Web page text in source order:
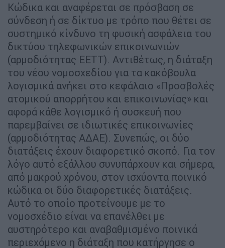
Κώδικα και αναφέρεται σε πρόσβαση σε
σύνδεση ή σε δίκτυο με τρόπο που θέτει σε
συστημικό κίνδυνο τη φυσική ασφάλεια του
δικτύου τηλεφωνικών επικοινωνιών
(αρμοδιότητας ΕΕΤΤ). Αντιθέτως, η διάταξη
του νέου νομοσχεδίου για τα κακόβουλα
λογισμικά ανήκει στο κεφάλαιο «Προσβολές
ατομικού απορρήτου και επικοινωνίας» και
αφορά κάθε λογισμικό ή συσκευή που
παρεμβαίνει σε ιδιωτικές επικοινωνίες
(αρμοδιότητας ΑΔΑΕ). Συνεπώς, οι δύο
διατάξεις έχουν διαφορετικό σκοπό. Για τον
λόγο αυτό εξάλλου συνυπάρχουν και σήμερα,
από μακρού χρόνου, στον ισχύοντα ποινικό
κώδικα οι δύο διαφορετικές διατάξεις.
Αυτό το οποίο προτείνουμε με το
νομοσχέδιο είναι να επανέλθει με
αυστηρότερο και αναβαθμισμένο ποινικά
περιεχόμενο η διάταξη που κατήργησε ο